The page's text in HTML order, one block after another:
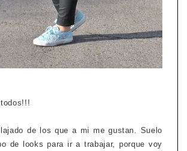
de los que a mi me gustan. Suelo
de looks para ir a trabajar, porque voy